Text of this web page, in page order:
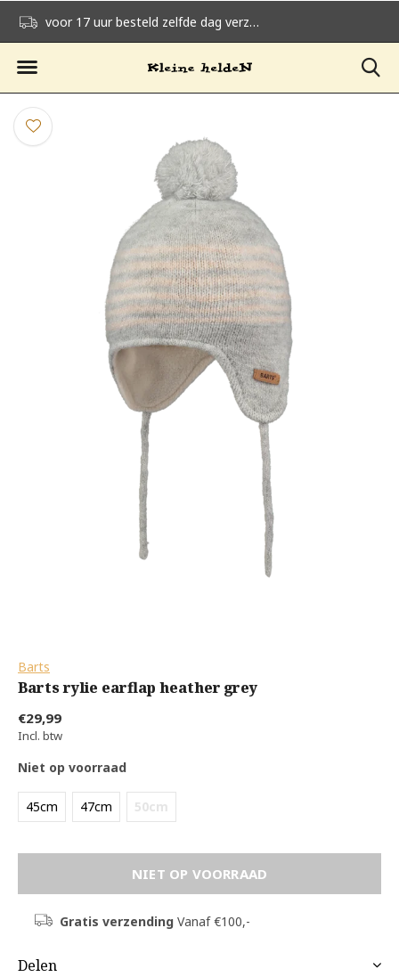
voor 17 uur besteld zelfde dag verzonden
Barts
Barts rylie earflap heather grey
€29,99
Incl. btw
Niet op voorraad
45cm 47cm 50cm
NIET OP VOORRAAD
Gratis verzendingVanaf €100,-
Delen